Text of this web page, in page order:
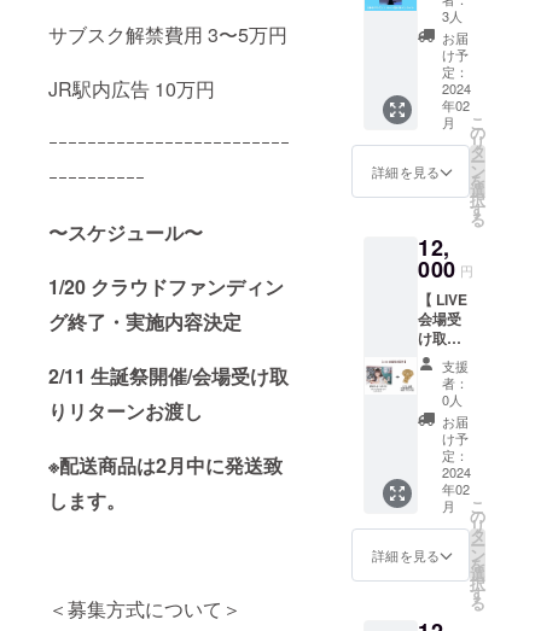
サブスク解禁費用 3〜5万円
JR駅内広告 10万円
ｰｰｰｰｰｰｰｰｰｰｰｰｰｰｰｰｰｰｰｰｰｰｰｰｰ
ｰｰｰｰｰｰｰｰｰｰ
〜スケジュール〜
1/20 クラウドファンディン
グ終了・実施内容決定
2/11 生誕祭開催/会場受け取
りリターンお渡し
※配送商品は2月中に発送致
します。
＜募集方式について＞
入され
た方は
配送へ
の切り
替えは
出来か
ねます
注意下
さいま
以降の
LIVE で
したら
いつで
もお受
け取り
頂けま
す。 ※
推しメ
ン指定
にあわ
せてプ
リクラ
に記載
あだ名
等も備
必ず備
考欄に
てご指
名をお
願い致
しま
す。配
送をご
希望の
ver.をご
選択く
ださい
ませ。
遠方の
方でも
お手に
取って
頂けま
すよ
う、配
送ver.も
ご用意
致しま
した。※
み 生誕
祭以降
セージ
入りプ
リク
ラ」を
お届け
致しま
す。 推
しメン
選択は
IRO・如
月サ
ラ・七
奈・夢
柚子も
も・李
野由依
から１
名可能
です。
必ず備
考欄に
てご指
名をお
願い致
しま
す。配
ルデザ
インの
ハート
型ペン
ライト
です。
（画像
はサン
プル）
レッド
→ブ
ルー→
ピンク
→ホワ
イト→
イエ
ロー→
ライト
ブルー
→ライ
トグ
リーン
→パー
プル→
オレン
ジ→ラ
イトピ
3人
お届
け予
定：
2024
年02
月
詳細を見る
こ
の
リ
タ
ー
ン
を
選
択
す
る
12,
000 円
【 LIVE
会場受
け取り
】夢柚
子もも×
ももう
さコラ
ボ膝掛
けブラ
ンケッ
ト＆冬
仕様特
別ラン
チェキ2
枚セッ
支援
者：
0人
お届
け予
定：
2024
年02
月
詳細を見る
こ
の
リ
タ
ー
ン
を
選
択
す
る